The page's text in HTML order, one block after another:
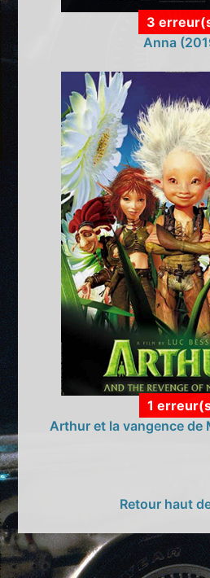
3
Anna
1
Arthur et la vangence de
Retour haut